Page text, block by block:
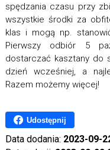
spędzania czasu przy
wszystkie środki za
klas i mogą np.
Pierwszy odbiór 5
dostarczać kasztany do
dzień wcześniej, a
Razem możemy więcej!
Udostępnij
Data dodania: 2023-09-